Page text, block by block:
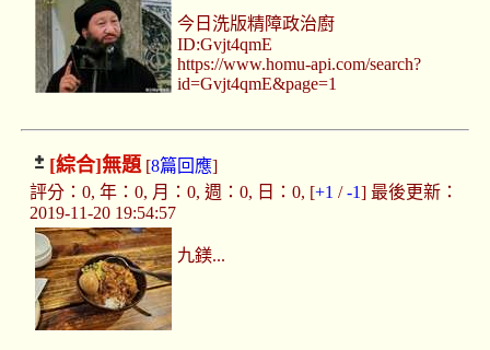
今日洗版精障政治廚
ID:Gvjt4qmE
https://www.homu-api.com/search?
id=Gvjt4qmE&page=1
[綜合]無題[8篇回應]
評分：0, 年：0, 月：0, 週：0, 日：0, [+1 /-1] 最後更新：
2019-11-20 19:54:57
九鎂...